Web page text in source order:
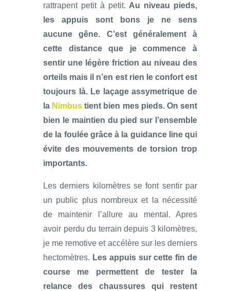
rattrapent petit à petit. Au niveau pieds,
les appuis sont bons je ne sens
aucune gêne.
C’est généralement à
cette distance que je commence à
sentir une légère friction au niveau des
orteils mais il n’en est rien le confort est
toujours là. Le laçage assymetrique de
la Nimbus tient bien mes pieds. On sent
bien le maintien du pied sur l’ensemble
de la foulée grâce à la guidance line qui
évite des mouvements de torsion trop
importants.
Les derniers kilomètres se font sentir par
un public plus nombreux et la nécessité
de maintenir l’allure au mental. Apres
avoir perdu du terrain depuis 3 kilomètres,
je me remotive et accélère sur les derniers
hectomètres. Les appuis sur cette fin de
course me permettent de tester la
relance des chaussures qui restent